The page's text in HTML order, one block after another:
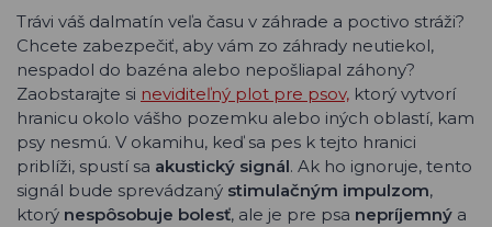
Trávi váš dalmatín veľa času v záhrade a poctivo stráži?
Chcete zabezpečiť, aby vám zo záhrady neutiekol,
nespadol do bazéna alebo nepošliapal záhony?
Zaobstarajte si neviditeľný plot pre psov, ktorý vytvorí
hranicu okolo vášho pozemku alebo iných oblastí, kam
psy nesmú. V okamihu, keď sa pes k tejto hranici
priblíži, spustí sa akustický signál. Ak ho ignoruje, tento
signál bude sprevádzaný stimulačným impulzom,
ktorý nespôsobuje bolesť, ale je pre psa nepríjemný a